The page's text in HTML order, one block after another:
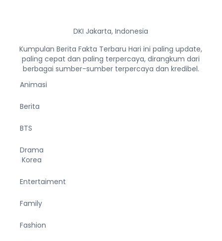
DKI Jakarta, Indonesia
Kumpulan Berita Fakta Terbaru Hari ini paling update,
paling cepat dan paling terpercaya, dirangkum dari
berbagai sumber-sumber terpercaya dan kredibel.
Animasi
Berita
BTS
Drama
Korea
Entertaiment
Family
Fashion